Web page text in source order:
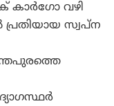
കാർഗോ വഴി
സ്വപ്ന